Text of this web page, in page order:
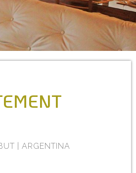
| ARGENTINA